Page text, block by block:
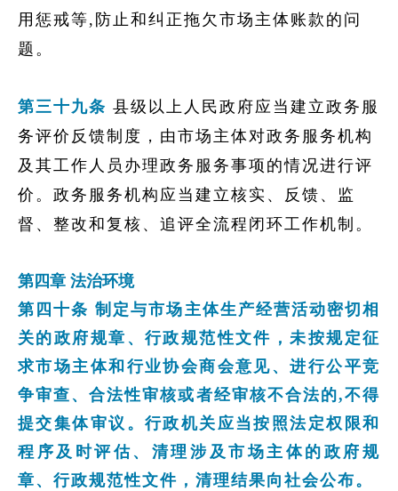
用惩戒等,防止和纠正拖欠市场主体账款的问
题。
第三十九条 县级以上人民政府应当建立政务服
务评价反馈制度，由市场主体对政务服务机构
及其工作人员办理政务服务事项的情况进行评
价。政务服务机构应当建立核实、反馈、监
督、整改和复核、追评全流程闭环工作机制。
第四章 法治环境
第四十条 制定与市场主体生产经营活动密切相
关的政府规章、行政规范性文件，未按规定征
求市场主体和行业协会商会意见、进行公平竞
争审查、合法性审核或者经审核不合法的,不得
提交集体审议。行政机关应当按照法定权限和
程序及时评估、清理涉及市场主体的政府规
章、行政规范性文件，清理结果向社会公布。